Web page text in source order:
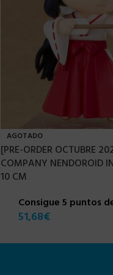
AGOTADO
[PRE-ORDER OCTUBRE
COMPANY NENDOROID
10 CM
Consigue 5 puntos
51,68€